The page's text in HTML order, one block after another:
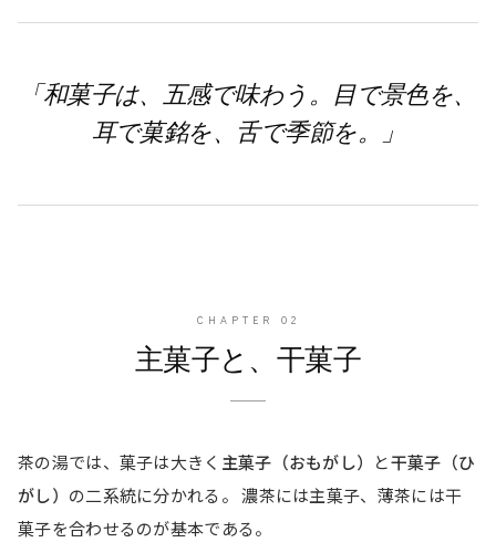
「和菓子は、五感で味わう。
目で景色を、
耳で菓銘を、舌で季節を。」
CHAPTER 02
主菓子と、干菓子
茶の湯では、菓子は大きく 主菓子（おもがし） と干菓子（ひ
がし） の二系統に分かれる。 濃茶には主菓子、薄茶には干
菓子を合わせるのが基本である。